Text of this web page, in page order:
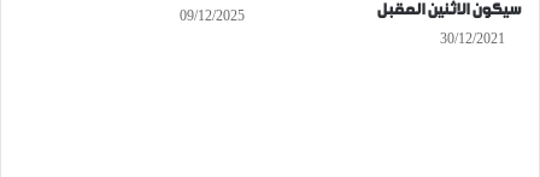
سيكون الاثنين المقبل
30/12/2021
09/12/2025